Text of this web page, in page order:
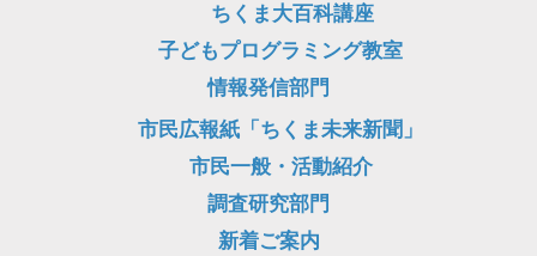
ちくま大百科講座
子どもプログラミング教室
情報発信部門
市民広報紙「ちくま未来新聞」
市民一般・活動紹介
調査研究部門
新着ご案内